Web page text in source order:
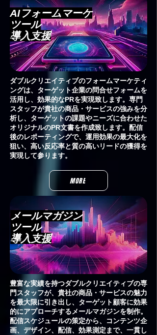
AIフォームマーケ
ツール
導入支援
ダブルクリエイティブのフォームマーケティ
ングは、ターゲット企業の問合せフォームを
活用し、効果的なPRを実現致します。専門
スタッフが貴社の商品・サービスの強みを分
析し、ターゲットの課題やニーズに合わせた
オリジナルのPR文書を作成致します。配信
後のレポーティングで、運用効果の最大化を
狙い、高い反応率と質の高いリードの獲得を
実現して参ります。
MORE
メールマガジン
ツール
​導入支援
豊富な実績を持つダブルクリエイティブの専
門スタッフが、貴社の商品・サービスの魅力
を最大限に引き出し、ターゲット顧客に効果
的にアプローチするメールマガジンを制作。
配信スケジュールの策定から、コンテンツ企
画、デザイン、配信、効果測定まで、一貫し